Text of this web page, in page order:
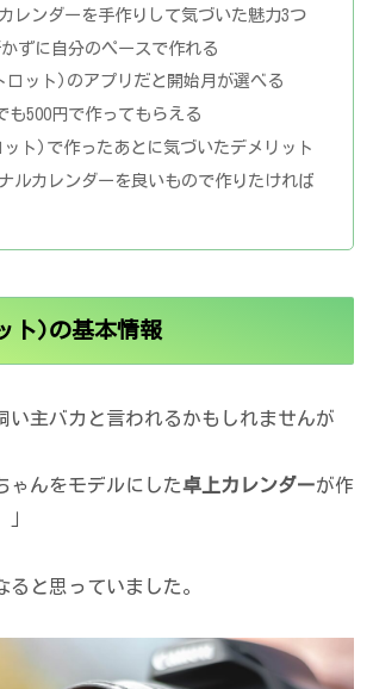
レンダーを手作りして気づいた魅力3つ
ずに自分のペースで作れる
ロット)のアプリだと開始月が選べる
も500円で作ってもらえる
ット)で作ったあとに気づいたデメリット
ルカレンダーを良いもので作りたければ
ト)の基本情報
い主バカと言われるかもしれませんが
ゃんをモデルにした卓上カレンダーが作
ると思っていました。